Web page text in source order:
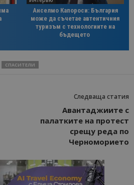
Анселмо Капороси: България
може да съчетае автентичния
туризъм с технологиите на
бъдещето
СПАСИТЕЛИ
Следваща статия
Авантаджиите с
палатките на протест
срещу реда по
Черноморието